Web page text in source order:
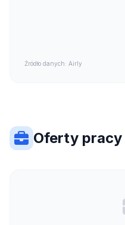
Źródło danych: Airly
Oferty pracy